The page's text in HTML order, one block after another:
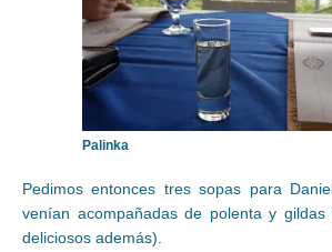
Palinka
Pedimos entonces tres sopas para
venían acompañadas de polenta y
deliciosos además).